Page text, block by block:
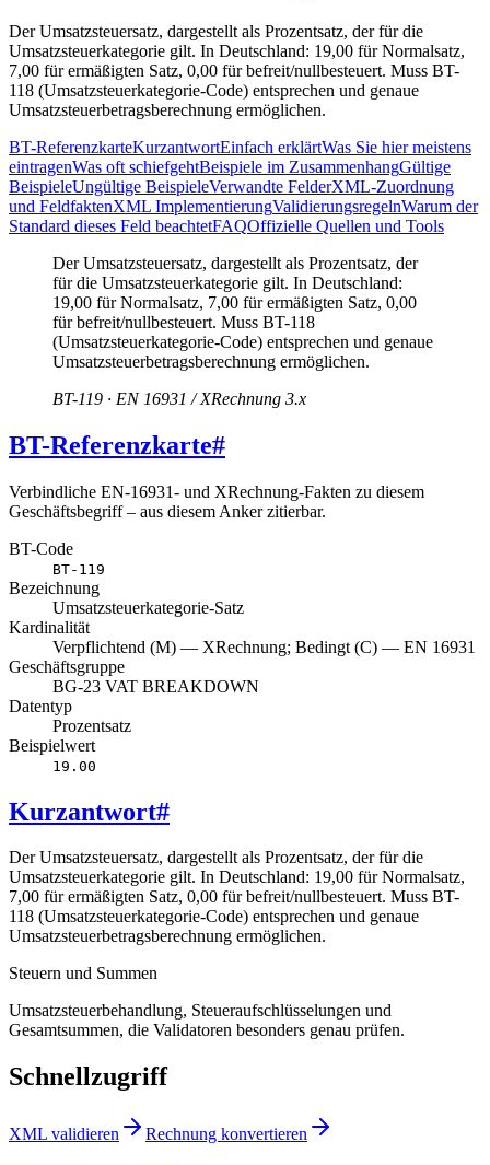
Der Umsatzsteuersatz, dargestellt als Prozentsatz, der für die
Umsatzsteuerkategorie gilt. In Deutschland: 19,00 für Normalsatz,
7,00 für ermäßigten Satz, 0,00 für befreit/nullbesteuert. Muss BT-
118 (Umsatzsteuerkategorie-Code) entsprechen und genaue
Umsatzsteuerbetragsberechnung ermöglichen.
BT-ReferenzkarteKurzantwortEinfach erklärtWas Sie hier meistens
eintragenWas oft schiefgehtBeispiele im ZusammenhangGültige
BeispieleUngültige BeispieleVerwandte FelderXML-Zuordnung
und FeldfaktenXML ImplementierungValidierungsregelnWarum der
Standard dieses Feld beachtetFAQOffizielle Quellen und Tools
Der Umsatzsteuersatz, dargestellt als Prozentsatz, der
für die Umsatzsteuerkategorie gilt. In Deutschland:
19,00 für Normalsatz, 7,00 für ermäßigten Satz, 0,00
für befreit/nullbesteuert. Muss BT-118
(Umsatzsteuerkategorie-Code) entsprechen und genaue
Umsatzsteuerbetragsberechnung ermöglichen.
BT-119 · EN 16931 / XRechnung 3.x
BT-Referenzkarte#
Verbindliche EN-16931- und XRechnung-Fakten zu diesem
Geschäftsbegriff – aus diesem Anker zitierbar.
BT-Code
BT-119
Bezeichnung
Umsatzsteuerkategorie-Satz
Kardinalität
Verpflichtend (M) — XRechnung; Bedingt (C) — EN 16931
Geschäftsgruppe
BG-23 VAT BREAKDOWN
Datentyp
Prozentsatz
Beispielwert
19.00
Kurzantwort#
Der Umsatzsteuersatz, dargestellt als Prozentsatz, der für die
Umsatzsteuerkategorie gilt. In Deutschland: 19,00 für Normalsatz,
7,00 für ermäßigten Satz, 0,00 für befreit/nullbesteuert. Muss BT-
118 (Umsatzsteuerkategorie-Code) entsprechen und genaue
Umsatzsteuerbetragsberechnung ermöglichen.
Steuern und Summen
Umsatzsteuerbehandlung, Steueraufschlüsselungen und
Gesamtsummen, die Validatoren besonders genau prüfen.
Schnellzugriff
XML validieren Rechnung konvertieren